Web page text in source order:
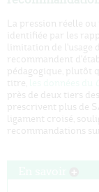
La pression réelle
identifiée par les
limitation de l'usage
recommandent
pédagogique, plutôt
titre,
près de deux tiers
prescrivent plus de
ligament croisé,
recommandations